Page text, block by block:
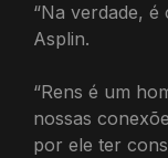
“Na verdade, é
Asplin.
“Rens é um
nossas
por ele ter